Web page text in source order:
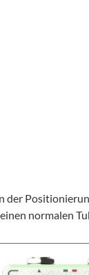
der
normalen